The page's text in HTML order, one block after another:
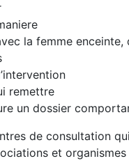
la femme enceinte,
remettre
un dossier
de consultation
et